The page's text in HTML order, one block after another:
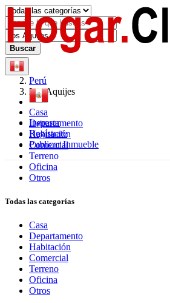
Ingresar
Regístrate
Publicar Inmueble
Buscar
Perú
Los Aquijes
Casa
Departamento
Habitación
Comercial
Terreno
Oficina
Otros
Todas las categorías
Casa
Departamento
Habitación
Comercial
Terreno
Oficina
Otros